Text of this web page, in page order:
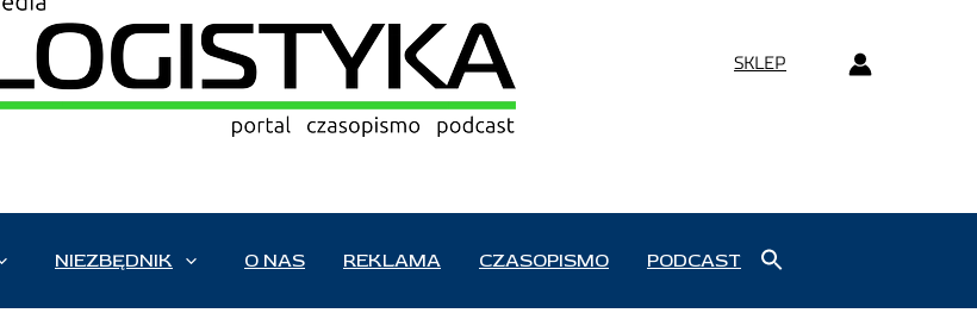
SKLEP
NIEZBĘDNIK O NAS REKLAMA CZASOPISMO PODCAST